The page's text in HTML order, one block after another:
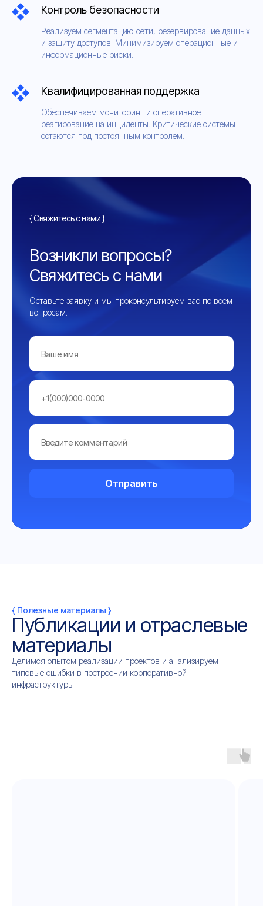
Контроль безопасности
Реализуем сегментацию сети, резервирование данных
и защиту доступов. Минимизируем операционные и
информационные риски.
Квалифицированная поддержка
Обеспечиваем мониторинг и оперативное
реагирование на инциденты. Критические системы
остаются под постоянным контролем.
{ Свяжитесь с нами }
Возникли вопросы?
Свяжитесь с нами
Оставьте заявку и мы проконсультируем вас по всем
вопросам.
Отправить
{ Полезные материалы }
Публикации и отраслевые
материалы
Делимся опытом реализации проектов и анализируем
типовые ошибки в построении корпоративной
инфраструктуры.